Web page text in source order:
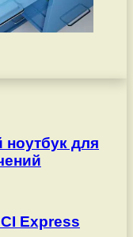
для
Express